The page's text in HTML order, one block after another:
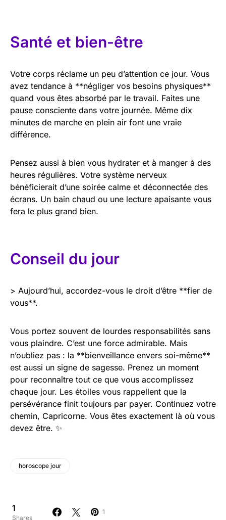
Santé et bien-être
Votre corps réclame un peu d’attention ce jour. Vous
avez tendance à **négliger vos besoins physiques**
quand vous êtes absorbé par le travail. Faites une
pause consciente dans votre journée. Même dix
minutes de marche en plein air font une vraie
différence.
Pensez aussi à bien vous hydrater et à manger à des
heures régulières. Votre système nerveux
bénéficierait d’une soirée calme et déconnectée des
écrans. Un bain chaud ou une lecture apaisante vous
fera le plus grand bien.
Conseil du jour
> Aujourd’hui, accordez-vous le droit d’être **fier de
vous**.
Vous portez souvent de lourdes responsabilités sans
vous plaindre. C’est une force admirable. Mais
n’oubliez pas : la **bienveillance envers soi-même**
est aussi un signe de sagesse. Prenez un moment
pour reconnaître tout ce que vous accomplissez
chaque jour. Les étoiles vous rappellent que la
persévérance finit toujours par payer. Continuez votre
chemin, Capricorne. Vous êtes exactement là où vous
devez être. ✨
horoscope jour
1
Shares
1